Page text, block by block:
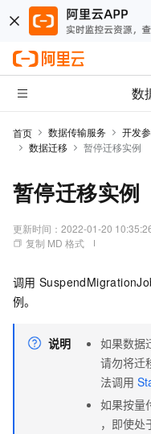
数
首页 数据传输服务 开发
数据迁移
暂停迁移实例
暂停迁移实例
更新时间： 2022-01-20
复制 MD 格式
调用
例。
说明
如果数据
请勿将迁
法调用
如果按量
，即使处